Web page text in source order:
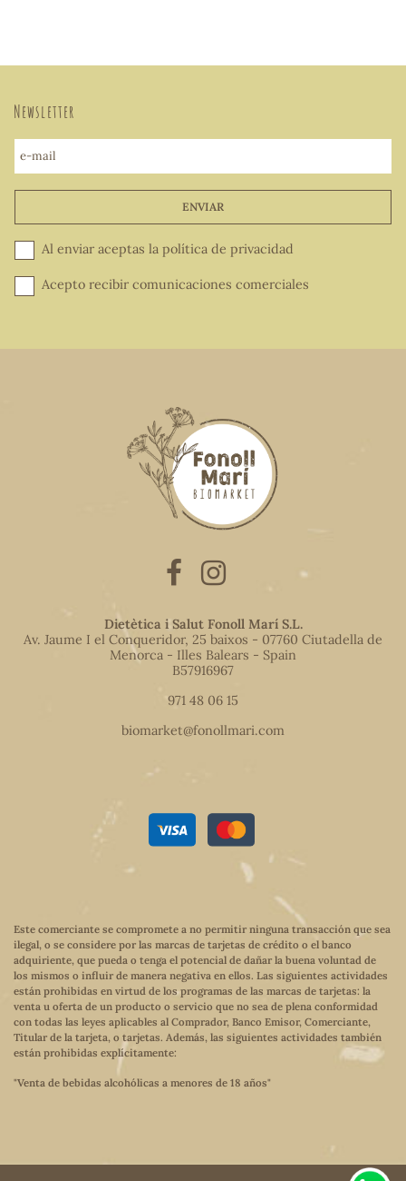
Newsletter
e-mail
ENVIAR
Al enviar aceptas la política de privacidad
Acepto recibir comunicaciones comerciales
Dietètica i Salut Fonoll Marí S.L.
Av. Jaume I el Conqueridor, 25 baixos - 07760 Ciutadella de
Menorca - Illes Balears - Spain
B57916967
971 48 06 15
biomarket@fonollmari.com
Este comerciante se compromete a no permitir ninguna transacción que sea
ilegal, o se considere por las marcas de tarjetas de crédito o el banco
adquiriente, que pueda o tenga el potencial de dañar la buena voluntad de
los mismos o influir de manera negativa en ellos. Las siguientes actividades
están prohibidas en virtud de los programas de las marcas de tarjetas: la
venta u oferta de un producto o servicio que no sea de plena conformidad
con todas las leyes aplicables al Comprador, Banco Emisor, Comerciante,
Titular de la tarjeta, o tarjetas. Además, las siguientes actividades también
están prohibidas explícitamente:
"Venta de bebidas alcohólicas a menores de 18 años"